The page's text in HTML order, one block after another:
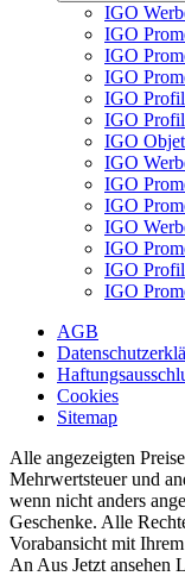
IGO
IGO
IGO
IGO
IGO
IGO
IGO
IGO
IGO
IGO
IGO
IGO
IGO
IGO
AGB
Cookies
Sitemap
Alle angezeigten
Mehrwertsteuer und
wenn nicht anders
Geschenke. Alle
Vorabansicht mit
An Aus Jetzt ansehen